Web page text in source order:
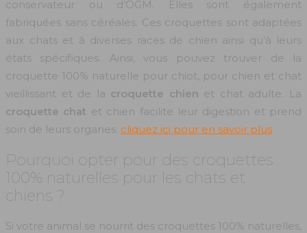
conservateur ou d’OGM. Elles sont également
fabriquées sans céréales. Ces croquettes sont adaptées
aux chats et à diverses races de chien ainsi qu’à leurs
états spécifiques. Ainsi, vous pouvez trouver de la
croquette 100% naturelle pour chiot, pour chien et chat
vieillissant et de la croquette chien et chat adulte. La
croquette chat et chien facilite leur digestion et prend
soin de leurs organes. cliquez ici pour en savoir plus
Pourquoi opter pour des croquettes
100% naturelles pour les chats et
chiens ?
Si votre animal se nourrit des croquettes 100% naturelles,